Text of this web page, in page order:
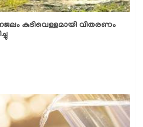
കുടിവെള്ളമായി വിതരണം